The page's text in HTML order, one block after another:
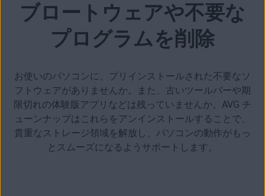
ブロートウェアや不要な
プログラムを削除
お使いのパソコンに、 プリインストールされた不要なソ
フトウェアがありませんか。また、古いツールバーや期
限切れの体験版アプリなどは残っていませんか。AVG チ
ューンナップはこれらを アンインストールすることで、
貴重なストレージ領域を解放し、パソコンの動作がもっ
とスムーズになるようサポートします。